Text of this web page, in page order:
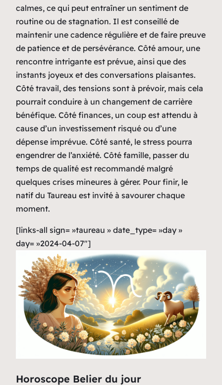
calmes, ce qui peut entraîner un sentiment de
routine ou de stagnation. Il est conseillé de
maintenir une cadence régulière et de faire preuve
de patience et de persévérance. Côté amour, une
rencontre intrigante est prévue, ainsi que des
instants joyeux et des conversations plaisantes.
Côté travail, des tensions sont à prévoir, mais cela
pourrait conduire à un changement de carrière
bénéfique. Côté finances, un coup est attendu à
cause d’un investissement risqué ou d’une
dépense imprévue. Côté santé, le stress pourra
engendrer de l’anxiété. Côté famille, passer du
temps de qualité est recommandé malgré
quelques crises mineures à gérer. Pour finir, le
natif du Taureau est invité à savourer chaque
moment.
[links-all sign= »taureau » date_type= »day »
day= »2024-04-07″]
Horoscope Belier du jour